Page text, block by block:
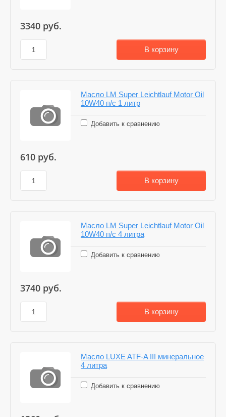
3340 руб.
В корзину
Масло LM Super Leichtlauf Motor Oil
10W40 п/с 1 литр
Добавить к сравнению
610 руб.
В корзину
Масло LM Super Leichtlauf Motor Oil
10W40 п/с 4 литра
Добавить к сравнению
3740 руб.
В корзину
Масло LUXE ATF-A III минеральное
4 литра
Добавить к сравнению